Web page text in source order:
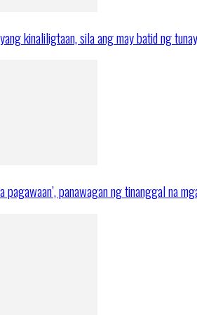
kinaliligtaan, sila ang may batid ng
pagawaan’, panawagan ng tinanggal na